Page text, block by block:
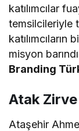
katılımcılar
temsilcileriyle
misyon
Branding
Atak
Ataşehir